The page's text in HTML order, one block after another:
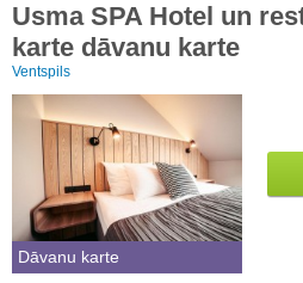
Usma SPA Hotel un
karte dāvanu karte
Ventspils
Dāvanu karte